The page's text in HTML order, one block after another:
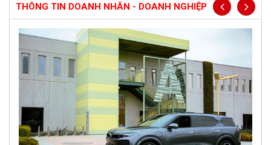
THÔNG TIN DOANH NHÂN - DOANH NGHIỆP